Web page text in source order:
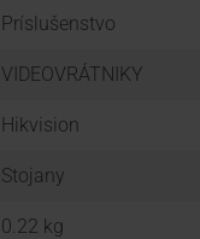
Príslušenstvo
VIDEOVRÁTNIKY
Hikvision
Stojany
0.22 kg